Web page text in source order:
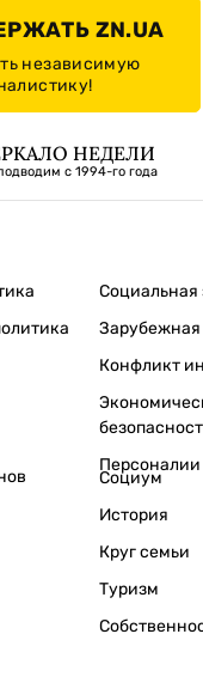
ZN.UA
независимую
НЕДЕЛИ
с 1994-го года
Социальная
Конфликт
Персоналии
Социум
История
Круг семьи
Туризм